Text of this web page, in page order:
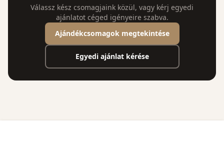
Válassz kész csomagjaink közül, vagy kérj egyedi
ajánlatot céged igényeire szabva.
Ajándékcsomagok megtekintése
Egyedi ajánlat kérése